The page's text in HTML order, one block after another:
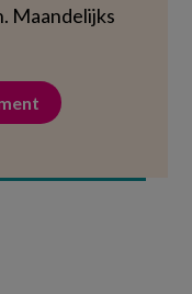
Maandelijks